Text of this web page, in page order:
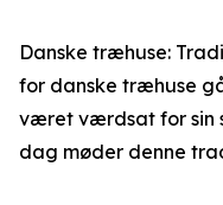
Danske træhuse:
for danske træhuse
været værdsat for sin
dag møder denne